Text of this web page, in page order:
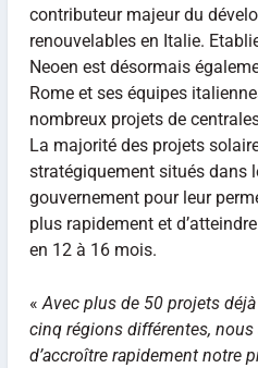
contributeur majeur du
renouvelables en Italie.
Neoen est désormais
Rome et ses équipes
nombreux projets de
La majorité des projets
stratégiquement situés dans
gouvernement pour leur
plus rapidement et
en 12 à 16 mois.
«Avec plus de 50 projets
cinq régions différentes, nous
d’accroître rapidement notre